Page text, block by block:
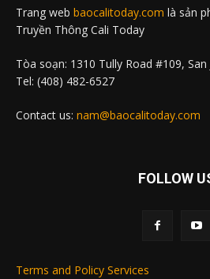
Trang web baocalitoday.com là sản
Truyền Thông Cali Today
Tòa soạn: 1310 Tully Road #109, San
Tel: (408) 482-6527
Contact us: nam@baocalitoday.com
FOLLOW
Terms and Policy Services